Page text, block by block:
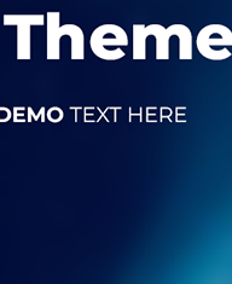
Theme homepage